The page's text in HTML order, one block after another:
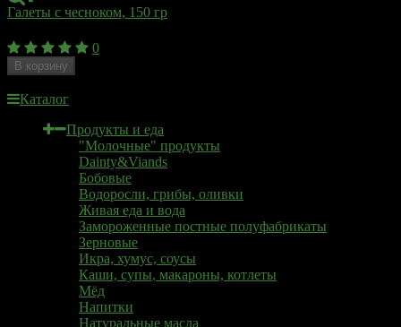
Галеты с чесноком, 150 гр
0
В корзину
Каталог
Продукты и еда
"Молочные" продукты
Dainty&Viands
Бобовые
Водоросли, грибы, оливки
Живая еда и вода
Замороженные постные полуфабрикаты
Зерновые
Икра, хумус, соусы
Каши, супы, макароны, котлеты
Мёд
Напитки
Натуральные масла